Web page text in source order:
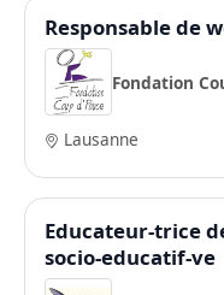
Responsable de
Fondation
Lausanne
Educateur-trice
socio-educatif-ve